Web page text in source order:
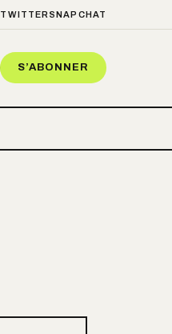
TWITTER SNAPCHAT
S’ABONNER